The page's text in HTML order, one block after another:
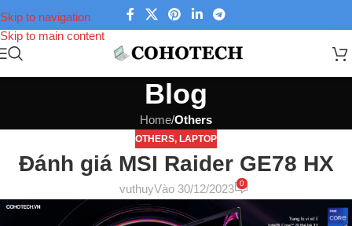
Skip to navigation
Skip to main content
Blog
Home/Others
OTHERS, LAPTOP
Đánh giá MSI Raider GE78 HX
vuthuyVào 30/12/2023 0